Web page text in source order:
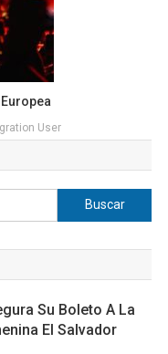
User
Buscar:
Su Boleto A La
El Salvador